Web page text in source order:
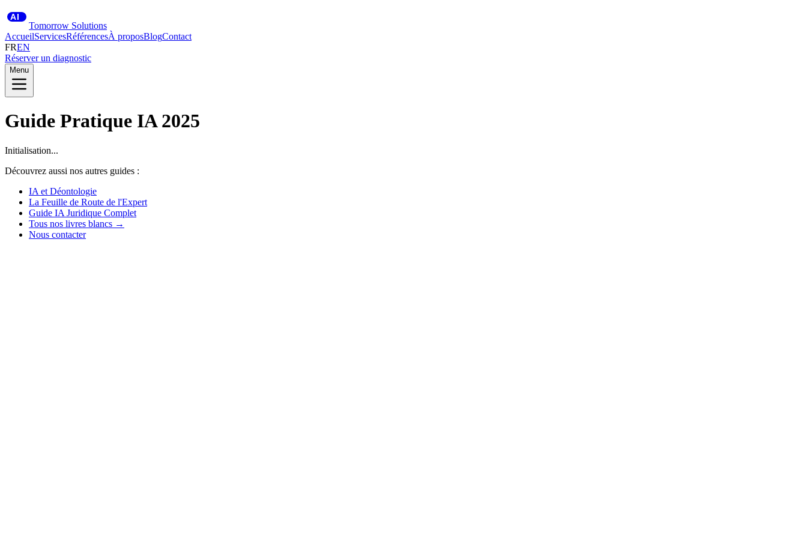
AI
Tomorrow Solutions
AccueilServicesRéférencesÀ proposBlogContact
FREN
Réserver un diagnostic
Menu
Guide Pratique IA 2025
Initialisation...
Découvrez aussi nos autres guides :
IA et Déontologie
La Feuille de Route de l'Expert
Guide IA Juridique Complet
Tous nos livres blancs →
Nous contacter